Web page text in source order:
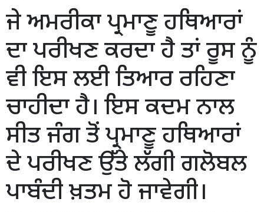
ਜੇ ਅਮਰੀਕਾ ਪ੍ਰਮਾਣੂ ਹਥਿਆਰਾਂ
ਦਾ ਪਰੀਖਣ ਕਰਦਾ ਹੈ ਤਾਂ ਰੂਸ ਨੂੰ
ਵੀ ਇਸ ਲਈ ਤਿਆਰ ਰਹਿਣਾ
ਚਾਹੀਦਾ ਹੈ। ਇਸ ਕਦਮ ਨਾਲ
ਸੀਤ ਜੰਗ ਤੋਂ ਪ੍ਰਮਾਣੂ ਹਥਿਆਰਾਂ
ਦੇ ਪਰੀਖਣ ਉੱਤੇ ਲੱਗੀ ਗਲੋਬਲ
ਪਾਬੰਦੀ ਖ਼ਤਮ ਹੋ ਜਾਵੇਗੀ।